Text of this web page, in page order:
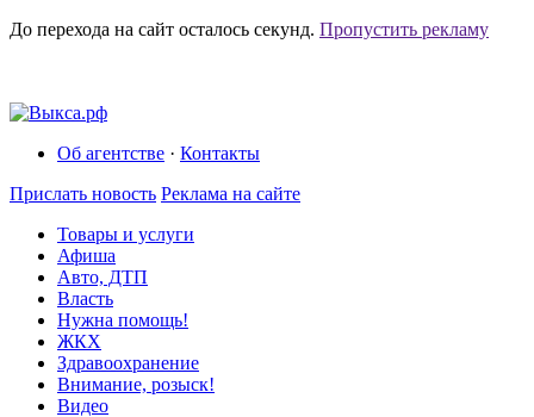
До перехода на сайт осталось секунд. Пропустить рекламу
Об агентстве · Контакты
Прислать новость Реклама на сайте
Товары и услуги
Афиша
Авто, ДТП
Власть
Нужна помощь!
ЖКХ
Здравоохранение
Внимание, розыск!
Видео